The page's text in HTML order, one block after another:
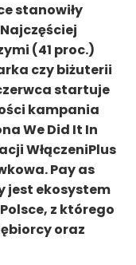
stanowiły
(41 proc.)
czy biżuterii
czerwca startuje
kampania
We Did It In
WłączeniPlus
Pay as
jest ekosystem
z którego
oraz